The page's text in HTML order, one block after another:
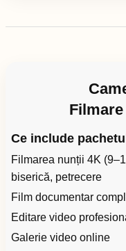
Ce include
Filmarea nunții 4K
biserică, petrecere
Film documentar
Editare video
Galerie video online